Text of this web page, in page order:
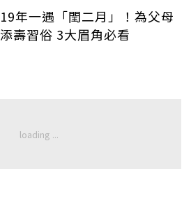
19年一遇「閏二月」！為父母
添壽習俗 3大眉角必看